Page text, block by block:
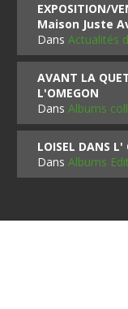
EXPOSITION/
Maison Juste
DansActualités
AVANT LA
L'OMEGON
DansAlbums
LOISEL DANS L'
DansAlbums